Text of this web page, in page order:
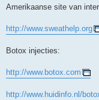
Amerikaanse site van
http://www.sweathelp.org
Botox injecties:
http://www.botox.com
http://www.huidinfo.nl/